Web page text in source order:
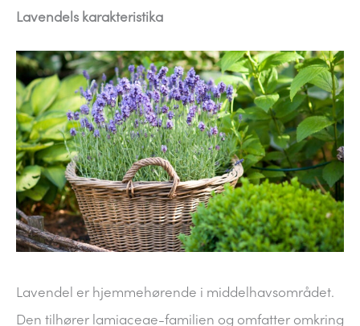
Lavendels karakteristika
Lavendel er hjemmehørende i middelhavsområdet.
Den tilhører lamiaceae-familien og omfatter omkring